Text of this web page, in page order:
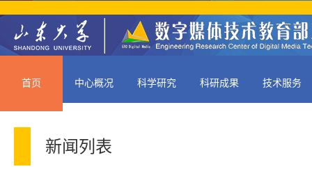
首页 中心概况 科学研究 科研成果 技术服务
新闻列表